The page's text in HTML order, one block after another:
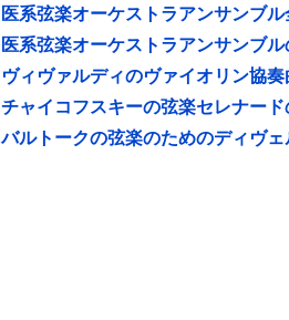
医系弦楽オーケストラアンサンブル
医系弦楽オーケストラアンサンブ
ヴィヴァルディのヴァイオリン協
チャイコフスキーの弦楽セレナー
バルトークの弦楽のためのディヴ